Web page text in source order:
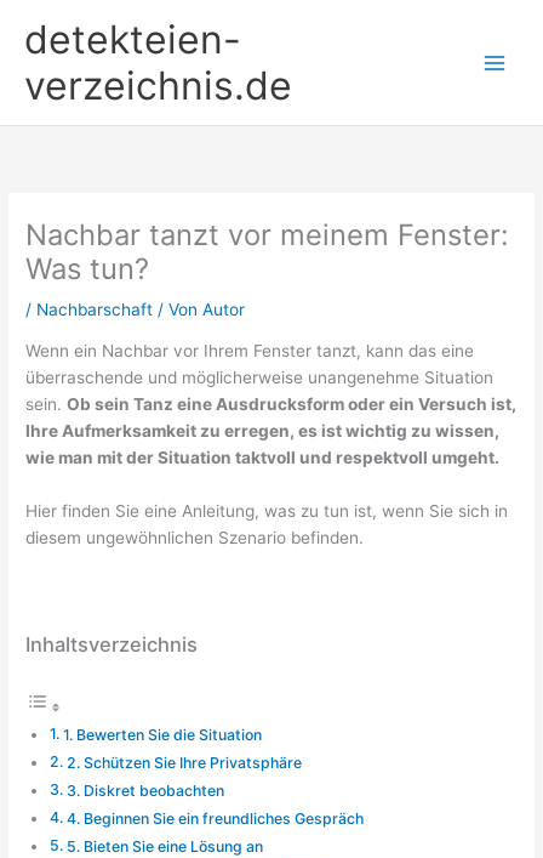
Inhaltdetekteien-
verzeichnis.de
Nachbar tanzt vor meinem Fenster:
Was tun?
/ Nachbarschaft / VonAutor
Wenn ein Nachbar vor Ihrem Fenster tanzt, kann das eine
überraschende und möglicherweise unangenehme Situation
sein.Ob sein Tanz eine Ausdrucksform oder ein Versuch ist,
Ihre Aufmerksamkeit zu erregen, es ist wichtig zu wissen,
wie man mit der Situation taktvoll und respektvoll umgeht.
Hier finden Sie eine Anleitung, was zu tun ist, wenn Sie sich in
diesem ungewöhnlichen Szenario befinden.
Inhaltsverzeichnis
1. Bewerten Sie die Situation
2. Schützen Sie Ihre Privatsphäre
3. Diskret beobachten
4. Beginnen Sie ein freundliches Gespräch
5. Bieten Sie eine Lösung an